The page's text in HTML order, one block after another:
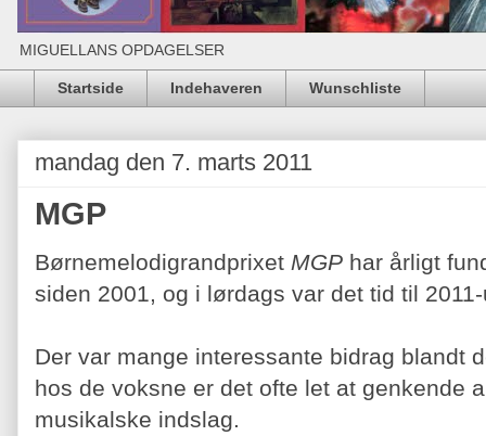
MIGUELLANS OPDAGELSER
Startside Indehaveren Wunschliste
mandag den 7. marts 2011
MGP
Børnemelodigrandprixet MGP har årligt
siden 2001, og i lørdags var det tid til
Der var mange interessante bidrag blandt
hos de voksne er det ofte let at genkende
musikalske indslag.